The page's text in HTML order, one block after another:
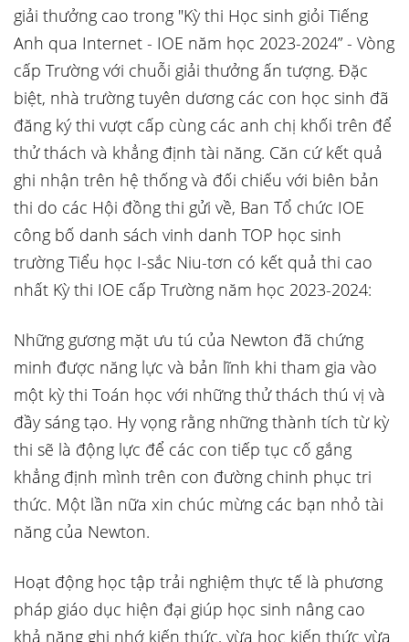
giải thưởng cao trong "Kỳ thi Học sinh giỏi Tiếng
Anh qua Internet - IOE năm học 2023-2024” - Vòng
cấp Trường với chuỗi giải thưởng ấn tượng. Đặc
biệt, nhà trường tuyên dương các con học sinh đã
đăng ký thi vượt cấp cùng các anh chị khối trên để
thử thách và khẳng định tài năng. Căn cứ kết quả
ghi nhận trên hệ thống và đối chiếu với biên bản
thi do các Hội đồng thi gửi về, Ban Tổ chức IOE
công bố danh sách vinh danh TOP học sinh
trường Tiểu học I-sắc Niu-tơn có kết quả thi cao
nhất Kỳ thi IOE cấp Trường năm học 2023-2024:
Những gương mặt ưu tú của Newton đã chứng
minh được năng lực và bản lĩnh khi tham gia vào
một kỳ thi Toán học với những thử thách thú vị và
đầy sáng tạo. Hy vọng rằng những thành tích từ kỳ
thi sẽ là động lực để các con tiếp tục cố gắng
khẳng định mình trên con đường chinh phục tri
thức. Một lần nữa xin chúc mừng các bạn nhỏ tài
năng của Newton.
Hoạt động học tập trải nghiệm thực tế là phương
pháp giáo dục hiện đại giúp học sinh nâng cao
khả năng ghi nhớ kiến thức, vừa học kiến thức vừa